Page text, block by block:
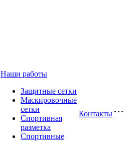
Наши работы
Защитные сетки
Маскировочные
сетки
Спортивная
разметка
Спортивные
Контакты